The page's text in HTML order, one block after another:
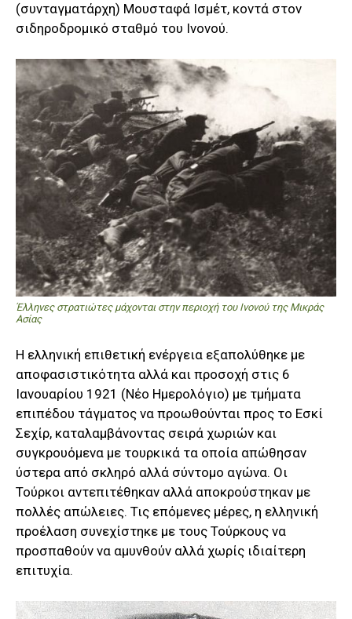
(συνταγματάρχη) Μουσταφά Ισμέτ, κοντά στον
σιδηροδρομικό σταθμό του Ινονού.
Έλληνες στρατιώτες μάχονται στην περιοχή του Ινονού της Μικράς
Ασίας
Η ελληνική επιθετική ενέργεια εξαπολύθηκε με
αποφασιστικότητα αλλά και προσοχή στις 6
Ιανουαρίου 1921 (Νέο Ημερολόγιο) με τμήματα
επιπέδου τάγματος να προωθούνται προς το Εσκί
Σεχίρ, καταλαμβάνοντας σειρά χωριών και
συγκρουόμενα με τουρκικά τα οποία απώθησαν
ύστερα από σκληρό αλλά σύντομο αγώνα. Οι
Τούρκοι αντεπιτέθηκαν αλλά αποκρούστηκαν με
πολλές απώλειες. Τις επόμενες μέρες, η ελληνική
προέλαση συνεχίστηκε με τους Τούρκους να
προσπαθούν να αμυνθούν αλλά χωρίς ιδιαίτερη
επιτυχία.